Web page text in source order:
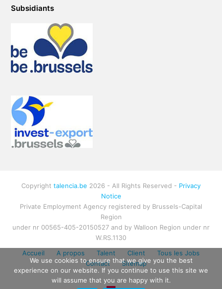
Subsidiants
Copyright talencia.be 2026 - All Rights Reserved - Privacy
Notice
Private Employment Agency registered by Brussels-Capital
Region
under nr 00565-405-20150527 and by Walloon Region under nr
W.RS.1130
Accueil
A propos Talent Client
Tous les Jobs
Contact
Sitemap
Send us your CV
Increase your chances to find a top job in
your sector
We use cookies to ensure that we give you the best
experience on our website. If you continue to use this site we
will assume that you are happy with it.